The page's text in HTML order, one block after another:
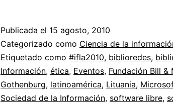
Publicada el 15 agosto, 2010
Categorizado como Ciencia de la
Etiquetado como #ifla2010, biblioredes,
Información, ética, Eventos, Fundación Bill &
Gothenburg, latinoamérica, Lituania,
Sociedad de la Información, software libre,